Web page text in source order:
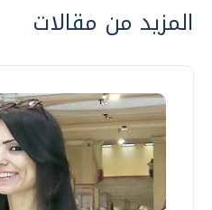
المزيد من مقالات